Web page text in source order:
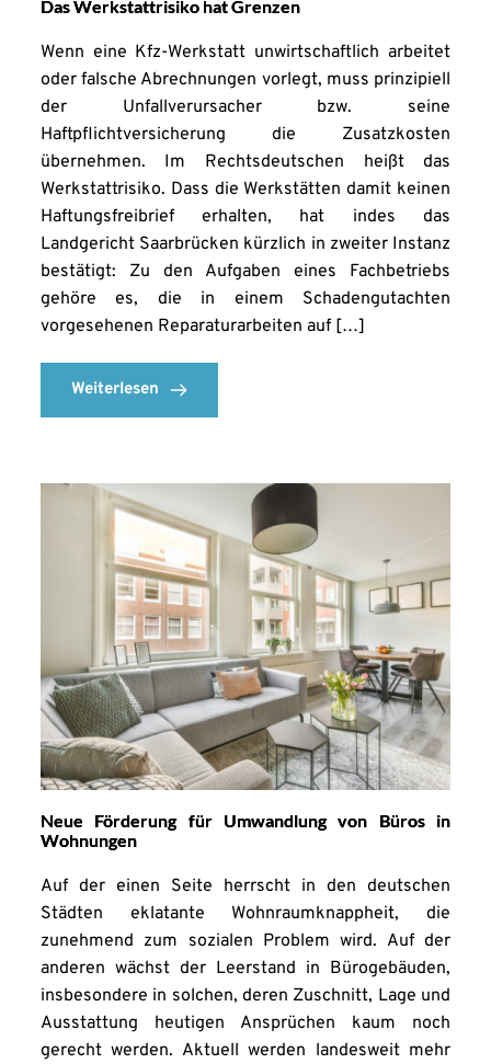
Das Werkstattrisiko hat Grenzen
Wenn eine Kfz-Werkstatt unwirtschaftlich arbeitet
oder falsche Abrechnungen vorlegt, muss prinzipiell
der Unfallverursacher bzw. seine
Haftpflichtversicherung die Zusatzkosten
übernehmen. Im Rechtsdeutschen heißt das
Werkstattrisiko. Dass die Werkstätten damit keinen
Haftungsfreibrief erhalten, hat indes das
Landgericht Saarbrücken kürzlich in zweiter Instanz
bestätigt: Zu den Aufgaben eines Fachbetriebs
gehöre es, die in einem Schadengutachten
vorgesehenen Reparaturarbeiten auf […]
Weiterlesen
Neue Förderung für Umwandlung von Büros in
Wohnungen
Auf der einen Seite herrscht in den deutschen
Städten eklatante Wohnraumknappheit, die
zunehmend zum sozialen Problem wird. Auf der
anderen wächst der Leerstand in Bürogebäuden,
insbesondere in solchen, deren Zuschnitt, Lage und
Ausstattung heutigen Ansprüchen kaum noch
gerecht werden. Aktuell werden landesweit mehr